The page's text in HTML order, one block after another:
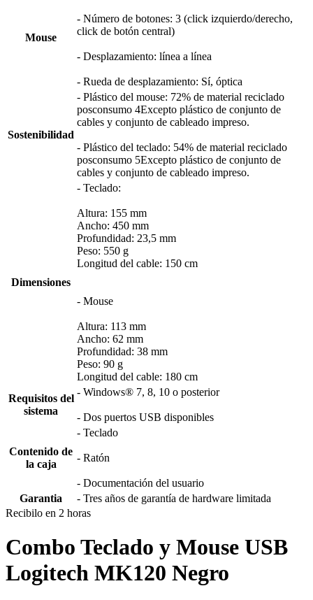
Mouse
- Número de botones: 3 (click izquierdo/derecho,
click de botón central)
- Desplazamiento: línea a línea
- Rueda de desplazamiento: Sí, óptica
Sostenibilidad
- Plástico del mouse: 72% de material reciclado
posconsumo 4Excepto plástico de conjunto de
cables y conjunto de cableado impreso.
- Plástico del teclado: 54% de material reciclado
posconsumo 5Excepto plástico de conjunto de
cables y conjunto de cableado impreso.
Dimensiones
- Teclado:
Altura: 155 mm
Ancho: 450 mm
Profundidad: 23,5 mm
Peso: 550 g
Longitud del cable: 150 cm
- Mouse
Altura: 113 mm
Ancho: 62 mm
Profundidad: 38 mm
Peso: 90 g
Longitud del cable: 180 cm
Requisitos del
sistema
- Windows® 7, 8, 10 o posterior
- Dos puertos USB disponibles
Contenido de
la caja
- Teclado
- Ratón
- Documentación del usuario
Garantia
- Tres años de garantía de hardware limitada
Recibilo en 2 horas
Combo Teclado y Mouse USB
Logitech MK120 Negro